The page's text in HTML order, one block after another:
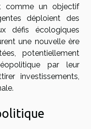
comme un objectif
déploient des
défis écologiques
une nouvelle ère
potentiellement
par leur
investissements,